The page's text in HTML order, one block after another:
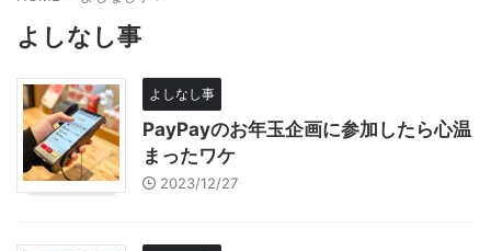
よしなし事
よしなし事
PayPayのお年玉企画に参加したら心温
まったワケ
2023/12/27